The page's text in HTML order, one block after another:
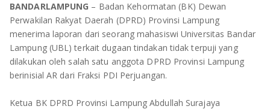
LAMPUNG TIMUR
LAMPUNG BARAT
LAMPUNG SELATAN
PESAWARAN
BANDARLAMPUNG – Badan Kehormatan (BK) Dewan
Perwakilan Rakyat Daerah (DPRD) Provinsi Lampung
menerima laporan dari seorang mahasiswi Universitas Bandar
Lampung (UBL) terkait dugaan tindakan tidak terpuji yang
dilakukan oleh salah satu anggota DPRD Provinsi Lampung
berinisial AR dari Fraksi PDI Perjuangan.
Ketua BK DPRD Provinsi Lampung Abdullah Surajaya